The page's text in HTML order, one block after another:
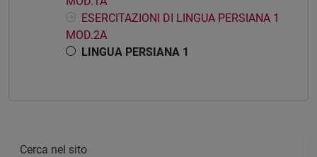
ESERCITAZIONI DI LINGUA PERSIANA 1
MOD.2A
LINGUA PERSIANA 1
Cerca nel sito